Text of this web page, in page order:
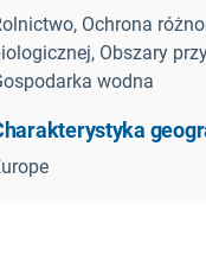
Ochrona
Obszary
wodna